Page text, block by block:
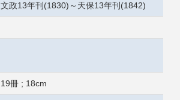
文政13年刊(1830)～天保13年刊(1842)
19冊 ; 18cm